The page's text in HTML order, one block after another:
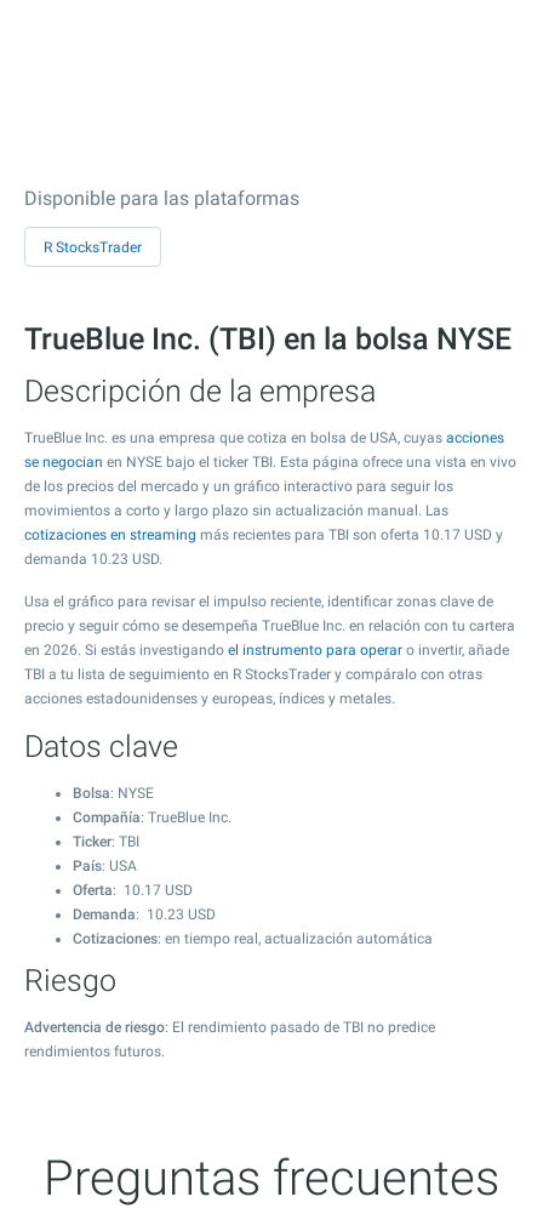
Disponible para las plataformas
R StocksTrader
TrueBlue Inc. (TBI) en la bolsa NYSE
Descripción de la empresa
TrueBlue Inc. es una empresa que cotiza en bolsa de USA, cuyas acciones
se negocian en NYSE bajo el ticker TBI. Esta página ofrece una vista en vivo
de los precios del mercado y un gráfico interactivo para seguir los
movimientos a corto y largo plazo sin actualización manual. Las
cotizaciones en streaming más recientes para TBI son oferta 10.17 USD y
demanda 10.23 USD.
Usa el gráfico para revisar el impulso reciente, identificar zonas clave de
precio y seguir cómo se desempeña TrueBlue Inc. en relación con tu cartera
en 2026. Si estás investigando el instrumento para operar o invertir, añade
TBI a tu lista de seguimiento en R StocksTrader y compáralo con otras
acciones estadounidenses y europeas, índices y metales.
Datos clave
Bolsa: NYSE
Compañía: TrueBlue Inc.
Ticker: TBI
País: USA
Oferta: 10.17 USD
Demanda: 10.23 USD
Cotizaciones: en tiempo real, actualización automática
Riesgo
Advertencia de riesgo: El rendimiento pasado de TBI no predice
rendimientos futuros.
Preguntas frecuentes